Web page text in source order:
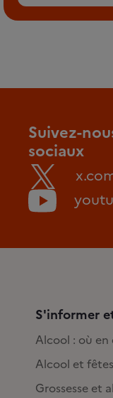
Suivez-
sociaux
S'informer
Alcool : où en
Alcool et fêtes
Grossesse et